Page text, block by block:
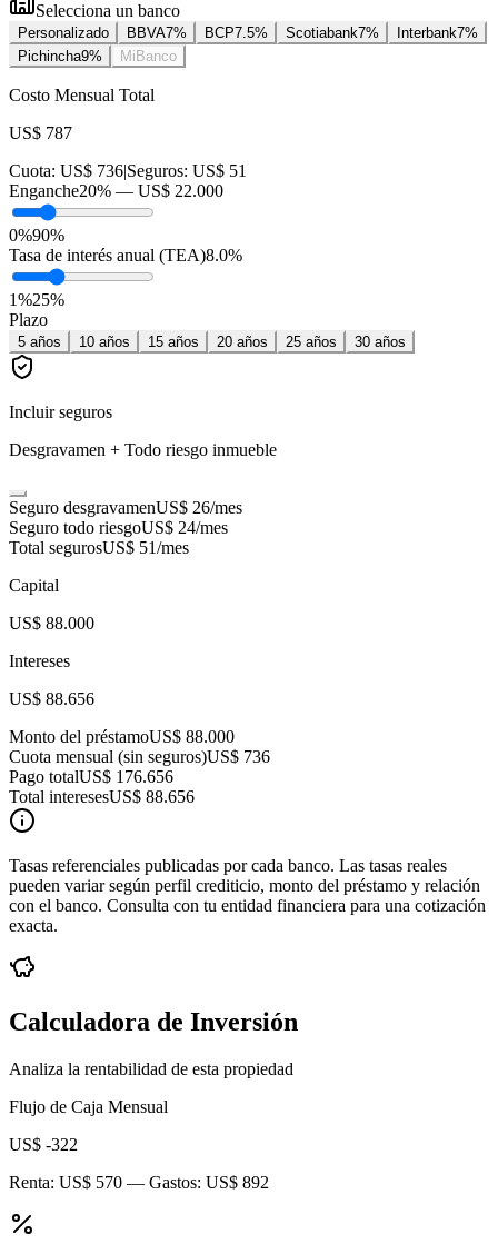
Selecciona un banco
Personalizado BBVA7% BCP7.5% Scotiabank7% Interbank7%
Pichincha9% MiBanco
Costo Mensual Total
US$ 787
Cuota: US$ 736|Seguros: US$ 51
Enganche20% — US$ 22.000
0%90%
Tasa de interés anual (TEA)8.0%
1%25%
Plazo
5 años 10 años 15 años 20 años 25 años 30 años
Incluir seguros
Desgravamen + Todo riesgo inmueble
Seguro desgravamenUS$ 26/mes
Seguro todo riesgoUS$ 24/mes
Total segurosUS$ 51/mes
Capital
US$ 88.000
Intereses
US$ 88.656
Monto del préstamoUS$ 88.000
Cuota mensual (sin seguros)US$ 736
Pago totalUS$ 176.656
Total interesesUS$ 88.656
Tasas referenciales publicadas por cada banco. Las tasas reales
pueden variar según perfil crediticio, monto del préstamo y relación
con el banco. Consulta con tu entidad financiera para una cotización
exacta.
Calculadora de Inversión
Analiza la rentabilidad de esta propiedad
Flujo de Caja Mensual
US$ -322
Renta: US$ 570 — Gastos: US$ 892